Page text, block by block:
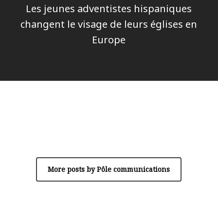
Les jeunes adventistes hispaniques
changent le visage de leurs églises en
Europe
More posts by Pôle communications